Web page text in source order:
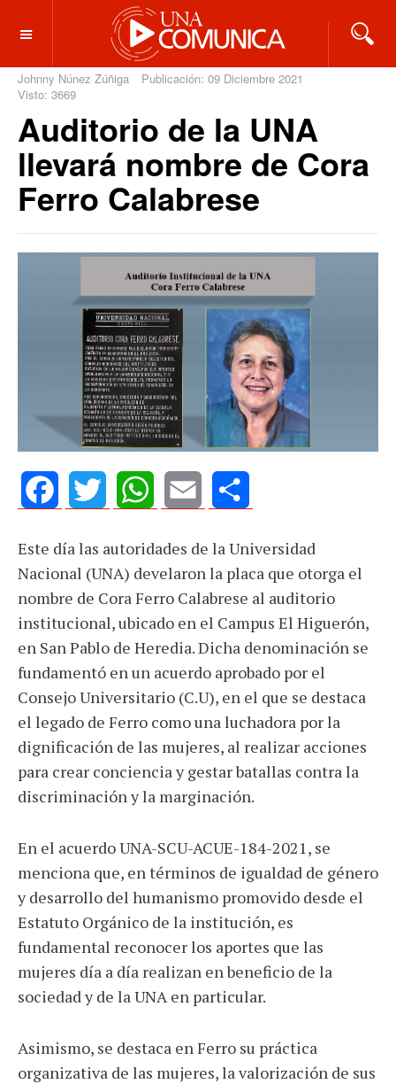
OFF CANVAS
Johnny Núnez Zúñiga
Publicación: 09 Diciembre 2021
Visto: 3669
Auditorio de la UNA
llevará nombre de Cora
Ferro Calabrese
Este día las autoridades de la Universidad
Nacional (UNA) develaron la placa que otorga el
nombre de Cora Ferro Calabrese al auditorio
institucional, ubicado en el Campus El Higuerón,
en San Pablo de Heredia. Dicha denominación se
fundamentó en un acuerdo aprobado por el
Consejo Universitario (C.U), en el que se destaca
el legado de Ferro como una luchadora por la
dignificación de las mujeres, al realizar acciones
para crear conciencia y gestar batallas contra la
discriminación y la marginación.
En el acuerdo UNA-SCU-ACUE-184-2021, se
menciona que, en términos de igualdad de género
y desarrollo del humanismo promovido desde el
Estatuto Orgánico de la institución, es
fundamental reconocer los aportes que las
mujeres día a día realizan en beneficio de la
sociedad y de la UNA en particular.
Asimismo, se destaca en Ferro su práctica
organizativa de las mujeres, la valorización de sus